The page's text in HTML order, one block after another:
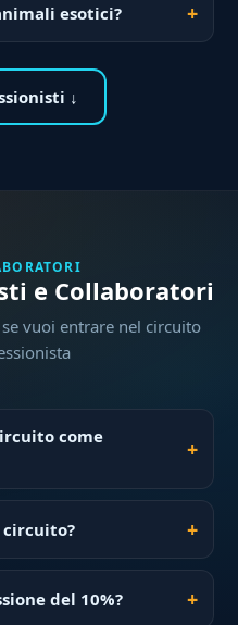
esotici?
↓
e Collaboratori
vuoi entrare nel circuito
come
del 10%?